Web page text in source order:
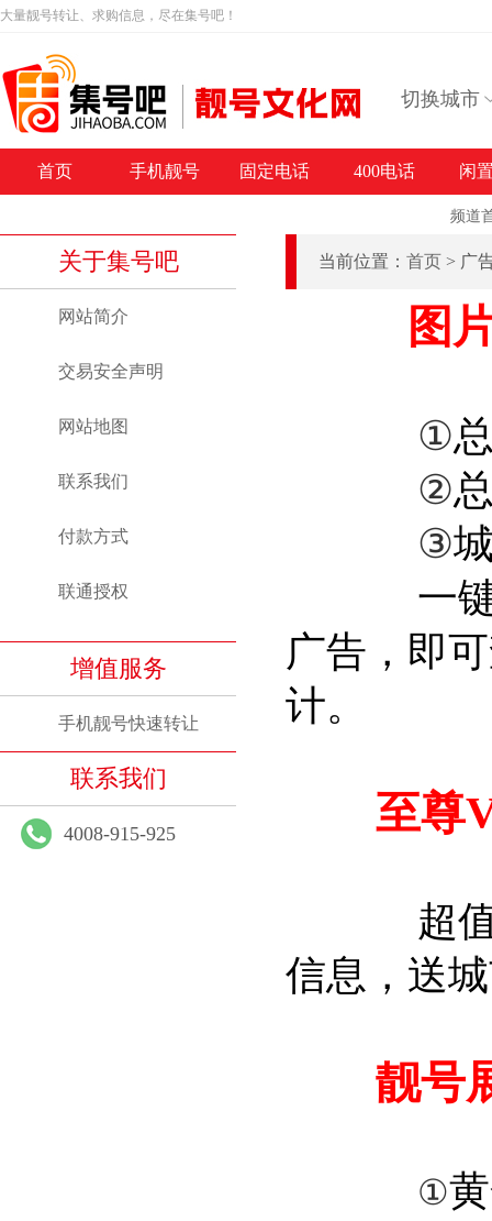
大量靓号转让、求购信息，尽在集号吧！
切换城市
首页 手机靓号 固定电话 400电话 闲
频道
关于集号吧
网站简介
交易安全声明
网站地图
联系我们
付款方式
联通授权
增值服务
手机靓号快速转让
联系我们
4008-915-925
当前位置： 首页 > 广
图
①
②
③
一键式
广告，即
计。
至尊
超值套
信息，送
靓号
①